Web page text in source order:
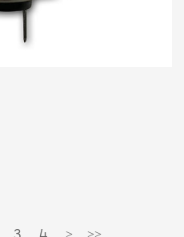
> >>